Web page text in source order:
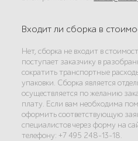
Входит ли сборка в
Нет, сборка не входит в
поступает заказчику в
сократить транспортные
упаковки. Сборка является
осуществляется по желанию
плату. Если вам необходима
оформить соответствующую
специалистов через форму на
телефону: +7 495 248-13-18.